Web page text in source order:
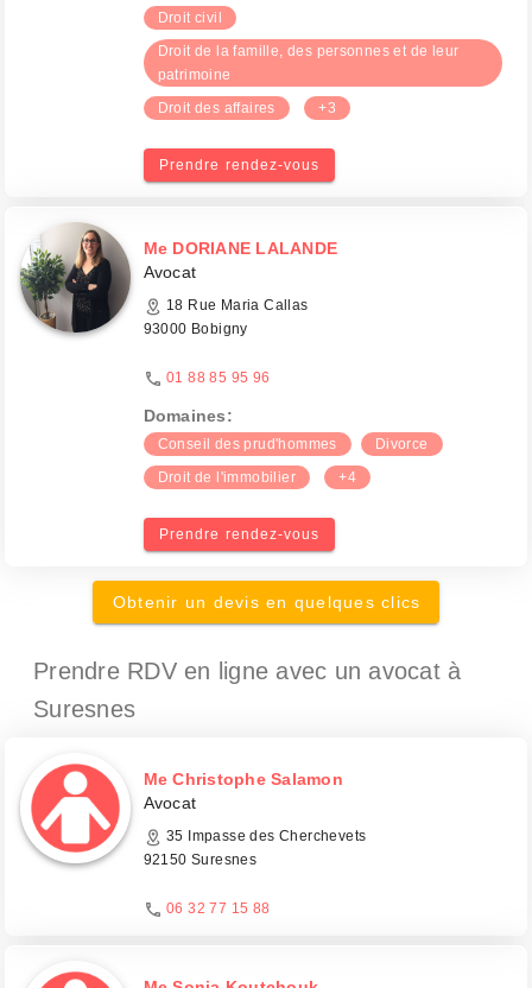
Droit civil
Droit de la famille, des personnes et de leur
patrimoine
Droit des affaires
+3
Prendre rendez-vous
Me DORIANE LALANDE
Avocat
18 Rue Maria Callas
93000 Bobigny
01 88 85 95 96
Domaines:
Conseil des prud'hommes
Divorce
Droit de l'immobilier
+4
Prendre rendez-vous
Obtenir un devis en quelques clics
Prendre RDV en ligne avec un avocat à
Suresnes
Me Christophe Salamon
Avocat
35 Impasse des Cherchevets
92150 Suresnes
06 32 77 15 88